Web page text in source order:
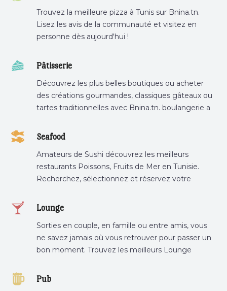
Trouvez la meilleure pizza à Tunis sur Bnina.tn.
Lisez les avis de la communauté et visitez en
personne dès aujourd'hui !
Pâtisserie
Découvrez les plus belles boutiques ou acheter
des créations gourmandes, classiques gâteaux ou
tartes traditionnelles avec Bnina.tn. boulangerie a
tunis, pâtisserie sousse .
Seafood
Amateurs de Sushi découvrez les meilleurs
restaurants Poissons, Fruits de Mer en Tunisie.
Recherchez, sélectionnez et réservez votre
Lounge
Sorties en couple, en famille ou entre amis, vous
ne savez jamais où vous retrouver pour passer un
bon moment. Trouvez les meilleurs Lounge
Pub